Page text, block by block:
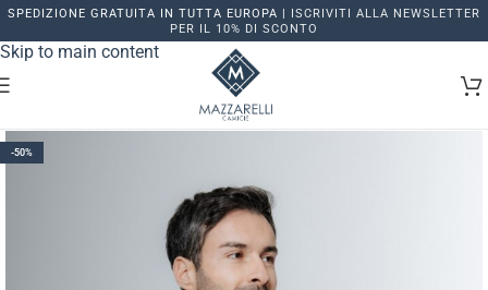
Skip to navigation
Skip to main content
SPEDIZIONE GRATUITA IN TUTTA EUROPA | ISCRIVITI ALLA NEWSLETTER
PER IL 10% DI SCONTO
-50%